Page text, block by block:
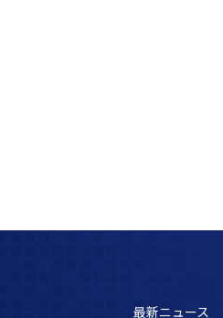
最新ニュース